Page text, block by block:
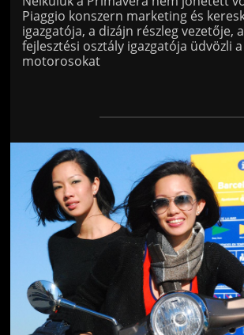
Piaggio konszern marketing és
igazgatója, a dizájn részleg vezetője,
fejlesztési osztály igazgatója üdvözli
motorosokat
Jön még kép!